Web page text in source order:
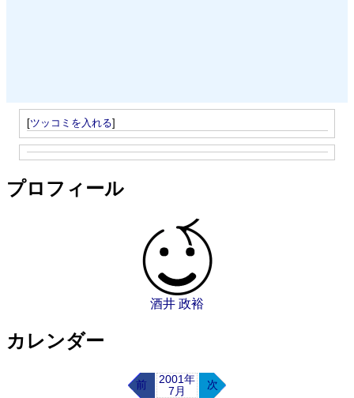
[ツッコミを入れる]
プロフィール
酒井 政裕
カレンダー
前
2001年
7月
次